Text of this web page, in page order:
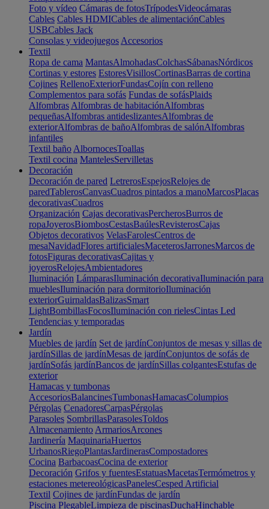
Foto y vídeo Cámaras de fotosTrípodesVideocámaras
Cables Cables HDMICables de alimentaciónCables
USBCables Jack
Consolas y videojuegos Accesorios
Textil
Ropa de cama MantasAlmohadasColchasSábanasNórdicos
Cortinas y estores EstoresVisillosCortinasBarras de cortina
Cojines RellenoExteriorFundasCojín con relleno
Complementos para sofás Fundas de sofásPlaids
Alfombras Alfombras de habitaciónAlfombras
pequeñasAlfombras antideslizantesAlfombras de
exteriorAlfombras de bañoAlfombras de salónAlfombras
infantiles
Textil baño AlbornocesToallas
Textil cocina MantelesServilletas
Decoración
Decoración de pared LetrerosEspejosRelojes de
paredTablerosCanvasCuadros pintados a manoMarcosPlacas
decorativasCuadros
Organización Cajas decorativasPercherosBurros de
ropaJoyerosBiombosCestasBaúlesRevisterosCajas
Objetos decorativos VelasFarolesCentros de
mesaNavidadFlores artificialesMaceterosJarronesMarcos de
fotosFiguras decorativasCajitas y
joyerosRelojesAmbientadores
Iluminación LámparasIluminación decorativaIluminación para
mueblesIluminación para dormitorioIluminación
exteriorGuirnaldasBalizasSmart
LightBombillasFocosIluminación con rielesCintas Led
Tendencias y temporadas
Jardín
Muebles de jardín Set de jardínConjuntos de mesas y sillas de
jardínSillas de jardínMesas de jardínConjuntos de sofás de
jardínSofás jardínBancos de jardínSillas colgantesEstufas de
exterior
Hamacas y tumbonas
AccesoriosBalancinesTumbonasHamacasColumpios
Pérgolas CenadoresCarpasPérgolas
Parasoles SombrillasParasolesToldos
Almacenamiento ArmariosArcones
Jardinería MaquinariaHuertos
UrbanosRiegoPlantasJardinerasCompostadores
Cocina BarbacoasCocina de exterior
Decoración Grifos y fuentesEstatuasMacetasTermómetros y
estaciones metereológicasPanelesCesped Artificial
Textil Cojines de jardínFundas de jardín
Piscina PlegableLimpieza de piscinasDuchaHinchable